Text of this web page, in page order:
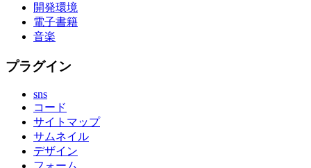
開発環境
電子書籍
音楽
プラグイン
sns
コード
サイトマップ
サムネイル
デザイン